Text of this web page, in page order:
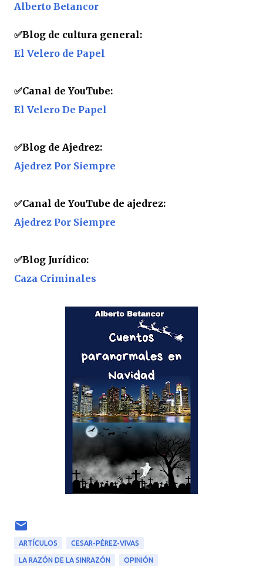
Alberto Betancor
✅Blog de cultura general:
El Velero de Papel
✅Canal de YouTube:
El Velero De Papel
✅Blog de Ajedrez:
Ajedrez Por Siempre
✅Canal de YouTube de ajedrez:
Ajedrez Por Siempre
✅Blog Jurídico:
Caza Criminales
ARTÍCULOS CESAR-PÉREZ-VIVAS
LA RAZÓN DE LA SINRAZÓN OPINIÓN